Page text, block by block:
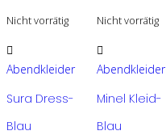
Nicht vorrätig
Dieses
Produkt
mehrere
Varianten
Abendkleider
Sura Dress-
Blau
Nicht vorrätig
Dieses
Produkt
mehrere
Varianten
Abendkleider
Minel Kleid-
Blau